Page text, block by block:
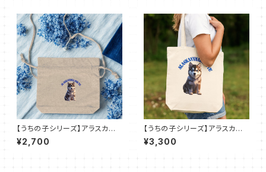
【うちの子シリーズ】アラスカン
マラミュート|シャンブリック巾着
ショルダーバッグ（全3色）
¥2,700
【うちの子シリーズ】アラスカン
マラミュート｜厚手キャンバスシ
ョルダートート（全2色）
¥3,300